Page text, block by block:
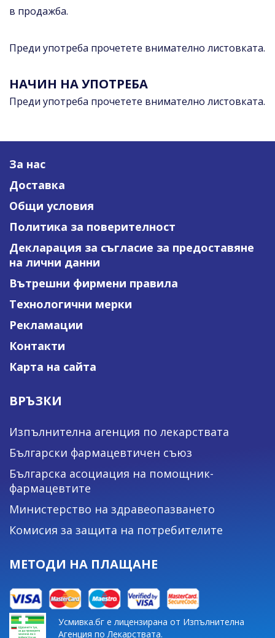
в продажба.
Преди употреба прочетете внимателно листовката.
НАЧИН НА УПОТРЕБА
Преди употреба прочетете внимателно листовката.
За нас
Доставка
Общи условия
Политика за поверителност
Декларация за съгласие за предоставяне
на лични данни
Вътрешни фирмени правила
Технологични мерки
Рекламации
Контакти
Карта на сайта
ВРЪЗКИ
Изпълнителна агенция по лекарствата
Български фармацевтичен съюз
Българска асоциация на помощник-
фармацевтите
Министерство на здравеопазването
Комисия за защита на потребителите
МЕТОДИ НА ПЛАЩАНЕ
Усмивка.бг е лицензирана от Изпълнителна
Агенция по Лекарствата.